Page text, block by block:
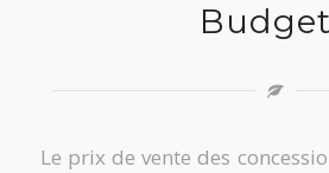
Budget
Le prix de vente des